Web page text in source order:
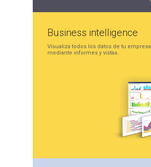
Business intelligence
Visualiza todos los datos de tu empresa
mediante informes y vistas.